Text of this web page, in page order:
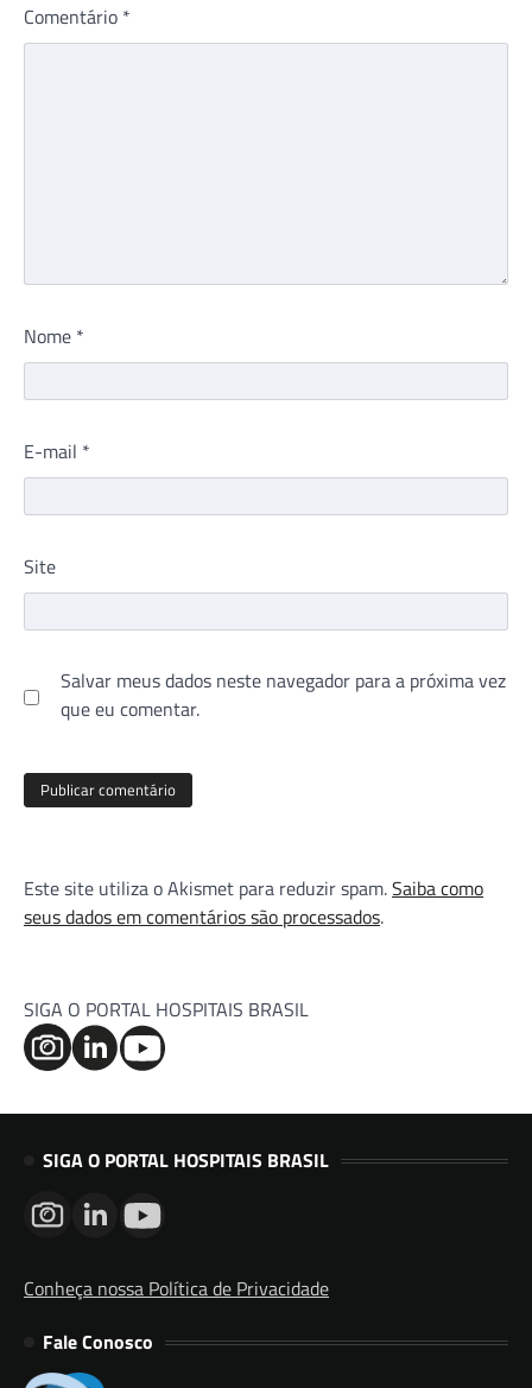
Comentário *
Nome *
E-mail *
Site
Salvar meus dados neste navegador para a próxima vez
que eu comentar.
Este site utiliza o Akismet para reduzir spam.Saiba como
seus dados em comentários são processados.
SIGA O PORTAL HOSPITAIS BRASIL
SIGA O PORTAL HOSPITAIS BRASIL
Conheça nossa Política de Privacidade
Fale Conosco